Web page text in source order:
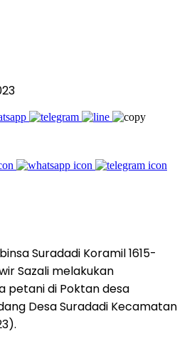
Suradadi Koramil 1615-
Sazali melakukan
petani di Poktan desa
Desa Suradadi Kecamatan